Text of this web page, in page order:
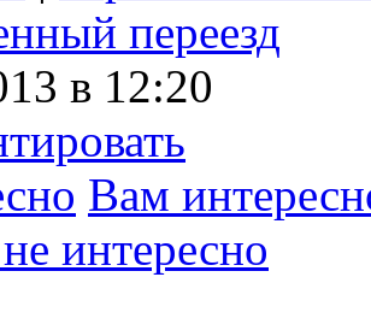
переезд
в 12:20
Вам
интересно